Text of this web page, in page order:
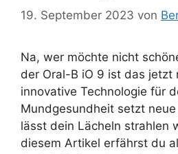
19. September 2023 von
Na, wer möchte nicht
der Oral-B iO 9 ist das jetzt
innovative Technologie für
Mundgesundheit setzt
lässt dein Lächeln strahlen
diesem Artikel erfährst du